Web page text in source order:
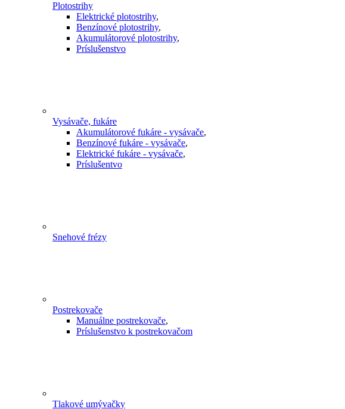
Plotostrihy
Elektrické plotostrihy,
Benzínové plotostrihy,
Akumulátorové plotostrihy,
Príslušenstvo
Vysávače, fukáre
Akumulátorové fukáre - vysávače,
Benzínové fukáre - vysávače,
Elektrické fukáre - vysávače,
Príslušentvo
Snehové frézy
Postrekovače
Manuálne postrekovače,
Príslušenstvo k postrekovačom
Tlakové umývačky